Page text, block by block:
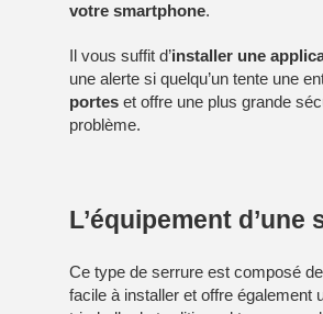
votre smartphone.
Il vous suffit d’installer une
une alerte si quelqu’un tente une
portes et offre une plus grande
problème.
L’équipement
Ce type de serrure est composé de
facile à installer et offre également